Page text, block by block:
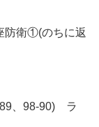
防衛①(のちに返
、98-90) ラ